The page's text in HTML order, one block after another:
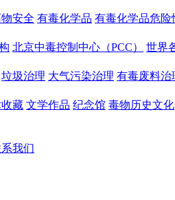
安全 有毒化学品 有毒化学品危险
北京中毒控制中心（PCC） 世界
垃圾治理 大气污染治理 有毒废料治
藏 文学作品 纪念馆 毒物历史文化
我们